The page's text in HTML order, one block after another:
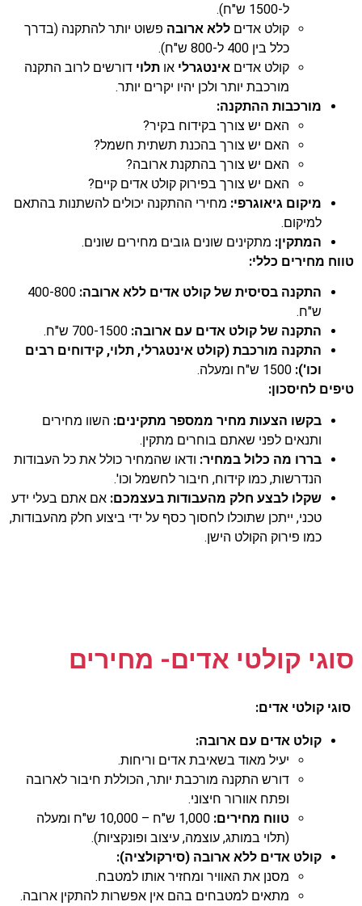
ל-1500 ש"ח).
קולט אדים ללא ארובה פשוט יותר להתקנה (בדרך
כלל בין 400 ל-800 ש"ח).
קולט אדים אינטגרלי או תלוי דורשים לרוב התקנה
מורכבת יותר ולכן יהיו יקרים יותר.
מורכבות ההתקנה:
האם יש צורך בקידוח בקיר?
האם יש צורך בהכנת תשתית חשמל?
האם יש צורך בהתקנת ארובה?
האם יש צורך בפירוק קולט אדים קיים?
מיקום גיאוגרפי: מחירי ההתקנה יכולים להשתנות בהתאם
למיקום.
המתקין: מתקינים שונים גובים מחירים שונים.
טווח מחירים כללי:
התקנה בסיסית של קולט אדים ללא ארובה: 400-800
ש"ח.
התקנה של קולט אדים עם ארובה:
התקנה מורכבת (קולט אינטגרלי, תלוי, קידוחים רבים
וכו'):
טיפים לחיסכון:
בקשו הצעות מחיר ממספר מתקינים: השוו מחירים
ותנאים לפני שאתם בוחרים מתקין.
בררו מה כלול במחיר: ודאו שהמחיר כולל את כל העבודות
הנדרשות, כמו קידוח, חיבור לחשמל וכו'.
שקלו לבצע חלק מהעבודות בעצמכם: אם אתם בעלי ידע
טכני, ייתכן שתוכלו לחסוך כסף על ידי ביצוע חלק מהעבודות,
כמו פירוק הקולט הישן.
סוגי קולטי אדים- מחירים
סוגי קולטי אדים:
קולט אדים עם ארובה:
יעיל מאוד בשאיבת אדים וריחות.
דורש התקנה מורכבת יותר, הכוללת חיבור לארובה
ופתח אוורור חיצוני.
טווח מחירים:
1,000 ש"ח – 10,000 ש"ח ומעלה
(תלוי במותג, עוצמה, עיצוב ופונקציות).
קולט אדים ללא ארובה (סירקולציה):
מסנן את האוויר ומחזיר אותו למטבח.
מתאים למטבחים בהם אין אפשרות להתקין ארובה.